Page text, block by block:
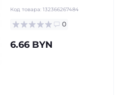
Код товара: 132366267484
0
6.66 BYN